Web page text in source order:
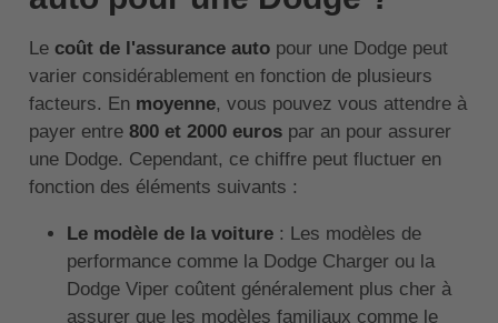
Le coût de l'assurance autopour une Dodge peut
varier considérablement en fonction de plusieurs
facteurs. En moyenne, vous pouvez vous attendre à
payer entre 800 et 2000 eurospar an pour assurer
une Dodge. Cependant, ce chiffre peut fluctuer en
fonction des éléments suivants :
Le modèle de la voiture : Les modèles de
performance comme la Dodge Charger ou la
Dodge Viper coûtent généralement plus cher à
assurer que les modèles familiaux comme le